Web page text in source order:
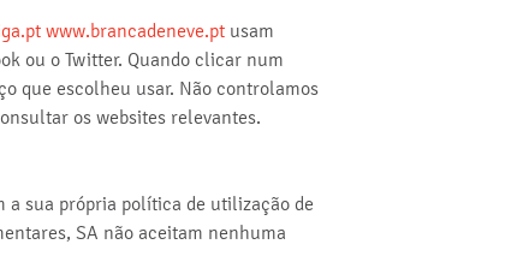
www.brancadeneve.ptusam
ou o Twitter. Quando clicar num
que escolheu usar. Não controlamos
os websites relevantes.
a sua própria política de utilização de
SA não aceitam nenhuma